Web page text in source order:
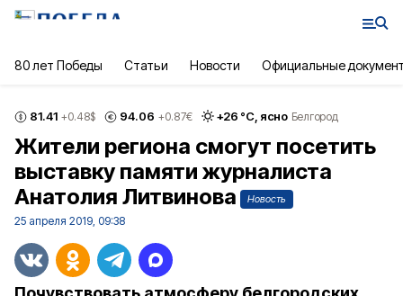
80 лет Победы Статьи Новости Официальные
81.41 +0.48$ 94.06 +0.87€ +26 °С, ясно Белгород
Жители региона смогут посетить
выставку памяти журналиста
Анатолия Литвинова
Новость
25 апреля 2019, 09:38